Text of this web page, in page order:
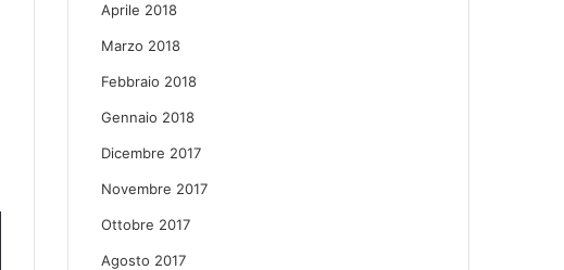
Aprile 2018
Marzo 2018
Febbraio 2018
Gennaio 2018
Dicembre 2017
Novembre 2017
Ottobre 2017
Agosto 2017